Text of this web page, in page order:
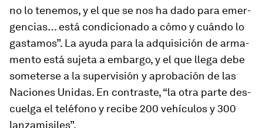
no lo te­ne­mos, y el que se nos ha dado para emer­
gen­cias… está con­di­cio­nado a cómo y cuándo lo
gas­ta­mos”. La ayuda para la ad­qui­si­ción de ar­ma­
mento está su­jeta a em­bargo, y el que llega debe
so­me­terse a la su­per­vi­sión y apro­ba­ción de las
Naciones Unidas. En con­traste, “la otra parte des­
cuelga el te­lé­fono y re­cibe 200 vehículos y 300
lan­za­mi­si­les”.